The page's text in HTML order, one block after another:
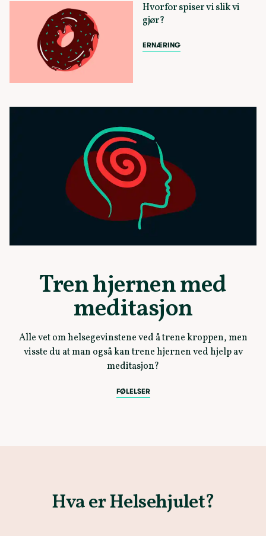
Hvorfor spiser vi slik vi
gjør?
ERNÆRING
Tren hjernen med
meditasjon
Alle vet om helsegevinstene ved å trene kroppen, men
visste du at man også kan trene hjernen ved hjelp av
meditasjon?
FØLELSER
Hva er Helsehjulet?